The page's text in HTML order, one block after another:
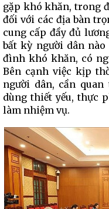
gặp khó khăn, trong
đối với các địa bàn
cung cấp đầy đủ
bất kỳ người dân
đình khó khăn, có
Bên cạnh việc kịp
người dân, cần
dùng thiết yếu, thực
làm nhiệm vụ.